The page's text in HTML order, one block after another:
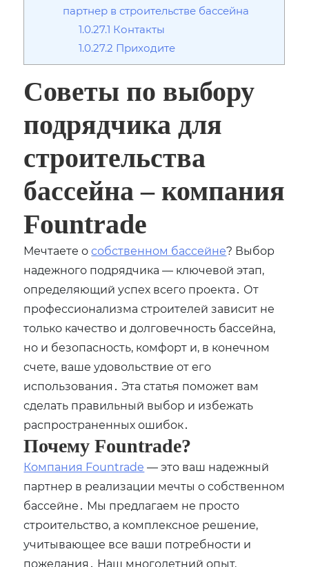
партнер в строительстве бассейна
1.0.27.1 Контакты
1.0.27.2 Приходите
Советы по выбору
подрядчика для
строительства
бассейна ‒ компания
Fountrade
Мечтаете особственном бассейне? Выбор
надежного подрядчика — ключевой этап,
определяющий успех всего проекта․ От
профессионализма строителей зависит не
только качество и долговечность бассейна,
но и безопасность, комфорт и, в конечном
счете, ваше удовольствие от его
использования․ Эта статья поможет вам
сделать правильный выбор и избежать
распространенных ошибок․
Почему Fountrade?
Компания Fountrade — это ваш надежный
партнер в реализации мечты о собственном
бассейне․ Мы предлагаем не просто
строительство, а комплексное решение,
учитывающее все ваши потребности и
пожелания․ Наш многолетний опыт,